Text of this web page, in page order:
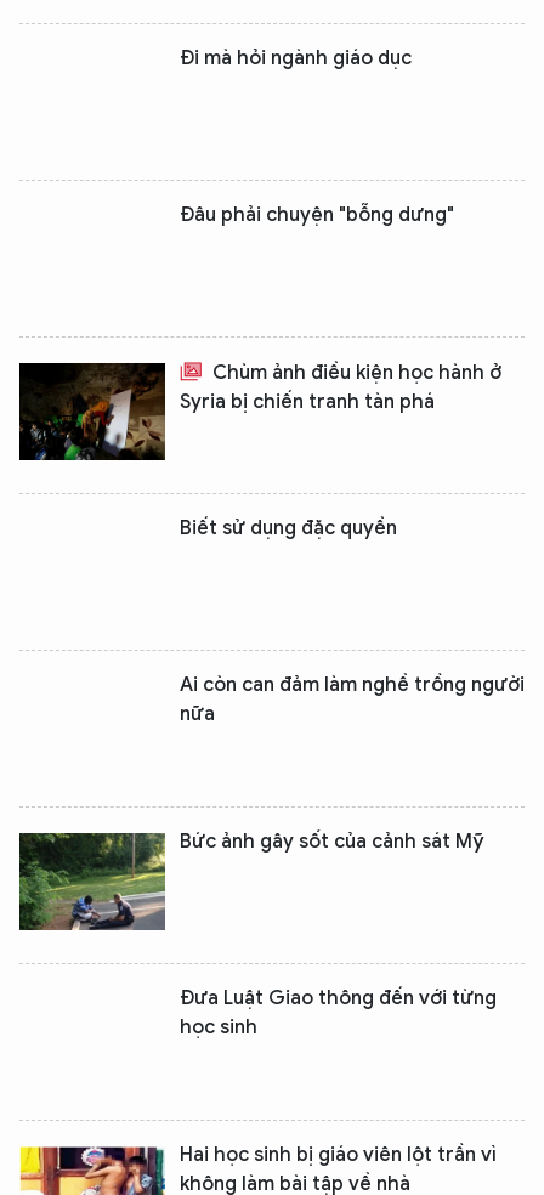
Đi mà hỏi ngành giáo dục
Đâu phải chuyện "bỗng dưng"
Chùm ảnh điều kiện học hành ở
Syria bị chiến tranh tàn phá
Biết sử dụng đặc quyền
Ai còn can đảm làm nghề trồng người
nữa
Bức ảnh gây sốt của cảnh sát Mỹ
Đưa Luật Giao thông đến với từng
học sinh
Hai học sinh bị giáo viên lột trần vì
không làm bài tập về nhà